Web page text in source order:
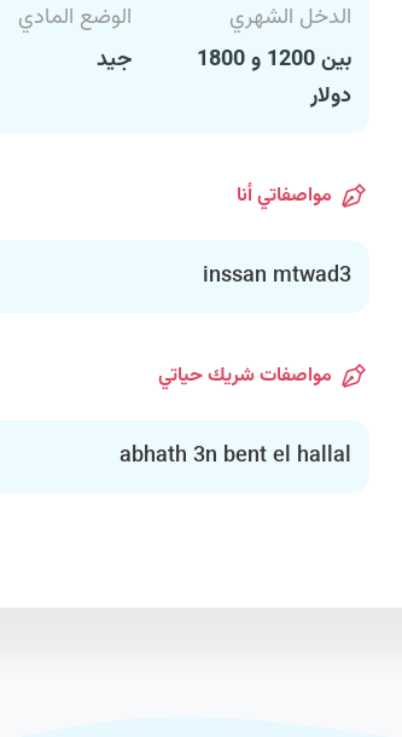
الدخل الشهري
بين 1200 و 1800
دولار
الوضع المادي
جيد
مواصفاتي أنا
inssan mtwad3
مواصفات شريك حياتي
abhath 3n bent el hallal